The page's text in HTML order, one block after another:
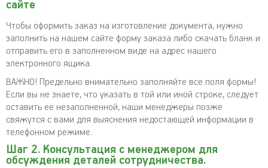
сайте
Чтобы оформить заказ на изготовление документа, нужно
заполнить на нашем сайте форму заказа либо скачать бланк и
отправить его в заполненном виде на адрес нашего
электронного ящика.
ВАЖНО! Предельно внимательно заполняйте все поля формы!
Если вы не знаете, что указать в той или иной строке, следует
оставить ее незаполненной, наши менеджеры позже
свяжутся с вами для выяснения недостающей информации в
телефонном режиме.
Шаг 2. Консультация с менеджером для
обсуждения деталей сотрудничества.